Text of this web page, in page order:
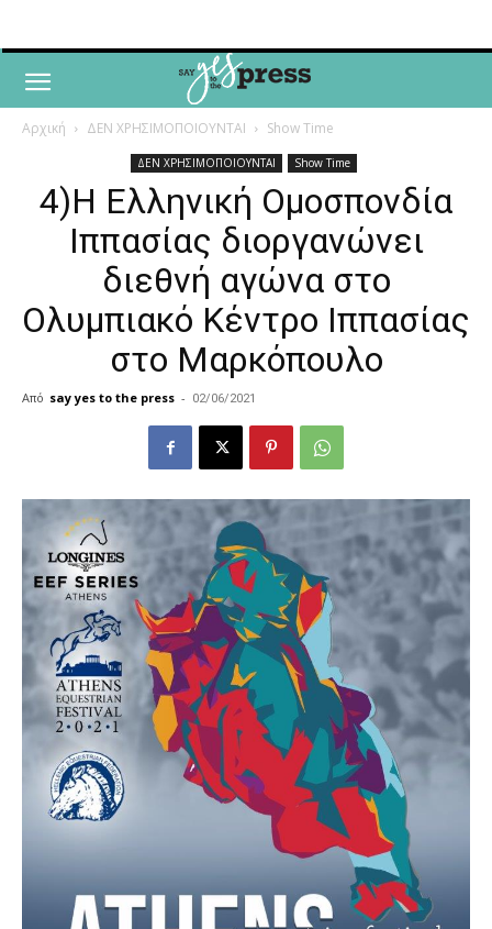
Αρχική ΔΕΝ ΧΡΗΣΙΜΟΠΟΙΟΥΝΤΑΙ Show Time
ΔΕΝ ΧΡΗΣΙΜΟΠΟΙΟΥΝΤΑΙ Show Time
4)Η Ελληνική Ομοσπονδία
Ιππασίας διοργανώνει
διεθνή αγώνα στο
Ολυμπιακό Κέντρο Ιππασίας
στο Μαρκόπουλο
Από say yes to the press - 02/06/2021